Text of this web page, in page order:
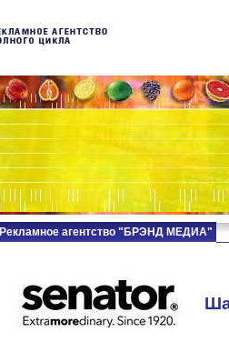
Рекламное агентство "БРЭНД МЕДИА"